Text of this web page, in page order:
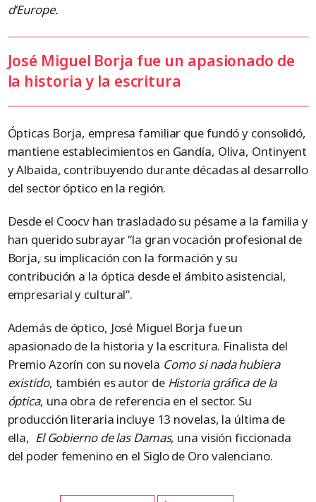
d’Europe.
José Miguel Borja fue un apasionado de
la historia y la escritura
Ópticas Borja, empresa familiar que fundó y consolidó,
mantiene establecimientos en Gandía, Oliva, Ontinyent
y Albaida, contribuyendo durante décadas al desarrollo
del sector óptico en la región.
Desde el Coocv han trasladado su pésame a la familia y
han querido subrayar “la gran vocación profesional de
Borja, su implicación con la formación y su
contribución a la óptica desde el ámbito asistencial,
empresarial y cultural”.
Además de óptico, José Miguel Borja fue un
apasionado de la historia y la escritura. Finalista del
Premio Azorín con su novela Como si nada hubiera
existido, también es autor de Historia gráfica de la
óptica, una obra de referencia en el sector. Su
producción literaria incluye 13 novelas, la última de
ella, El Gobierno de las Damas, una visión ficcionada
del poder femenino en el Siglo de Oro valenciano.